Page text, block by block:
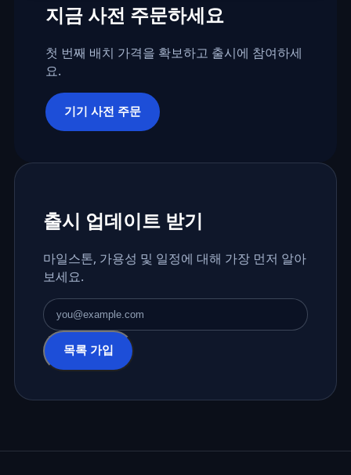
지금 사전 주문하세요
첫 번째 배치 가격을 확보하고 출시에 참여하세
요.
기기 사전 주문
출시 업데이트 받기
마일스톤, 가용성 및 일정에 대해 가장 먼저 알아
보세요.
이메일 주소
목록 가입